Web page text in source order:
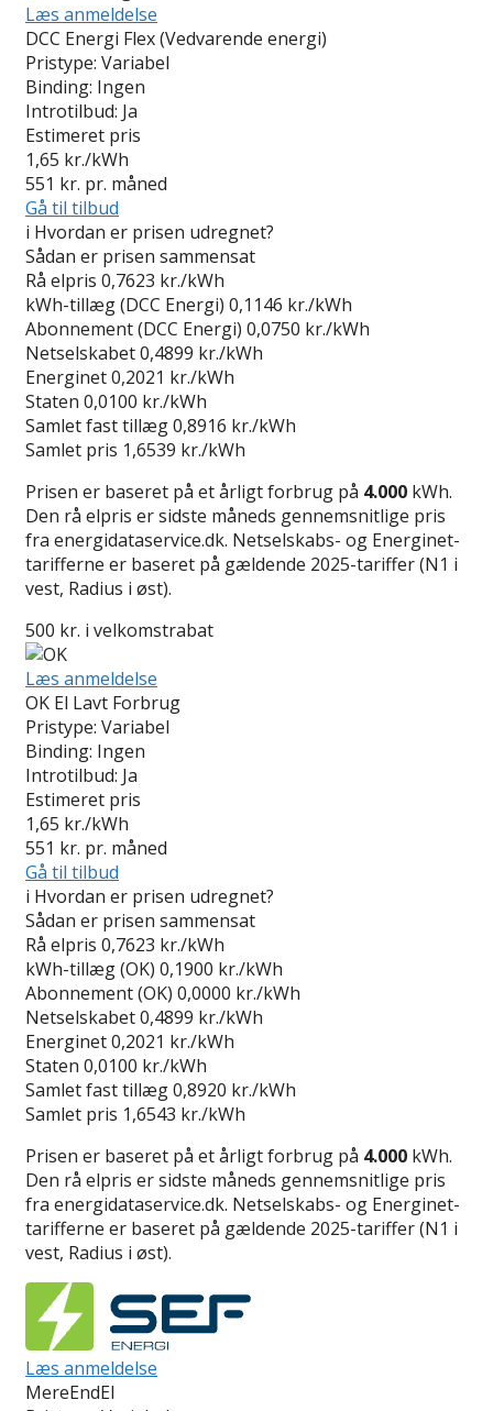
Læs anmeldelse
DCC Energi Flex (Vedvarende energi)
Pristype: Variabel
Binding: Ingen
Introtilbud: Ja
Estimeret pris
1,65 kr./kWh
551 kr. pr. måned
Gå til tilbud
i Hvordan er prisen udregnet?
Sådan er prisen sammensat
Rå elpris 0,7623 kr./kWh
kWh-tillæg (DCC Energi) 0,1146 kr./kWh
Abonnement (DCC Energi) 0,0750 kr./kWh
Netselskabet0,4899 kr./kWh
Energinet0,2021 kr./kWh
Staten 0,0100 kr./kWh
Samlet fast tillæg0,8916 kr./kWh
Samlet pris 1,6539 kr./kWh
Prisen er baseret på et årligt forbrug på 4.000 kWh.
Den rå elpris er sidste måneds gennemsnitlige pris
fra energidataservice.dk. Netselskabs- og Energinet-
tarifferne er baseret på gældende 2025-tariffer (N1 i
vest, Radius i øst).
500 kr. i velkomstrabat
Læs anmeldelse
OK El Lavt Forbrug
Pristype: Variabel
Binding: Ingen
Introtilbud: Ja
Estimeret pris
1,65 kr./kWh
551 kr. pr. måned
Gå til tilbud
i Hvordan er prisen udregnet?
Sådan er prisen sammensat
Rå elpris 0,7623 kr./kWh
kWh-tillæg (OK) 0,1900 kr./kWh
Abonnement (OK) 0,0000 kr./kWh
Netselskabet0,4899 kr./kWh
Energinet0,2021 kr./kWh
Staten 0,0100 kr./kWh
Samlet fast tillæg0,8920 kr./kWh
Samlet pris 1,6543 kr./kWh
Prisen er baseret på et årligt forbrug på 4.000 kWh.
Den rå elpris er sidste måneds gennemsnitlige pris
fra energidataservice.dk. Netselskabs- og Energinet-
tarifferne er baseret på gældende 2025-tariffer (N1 i
vest, Radius i øst).
Læs anmeldelse
MereEndEl